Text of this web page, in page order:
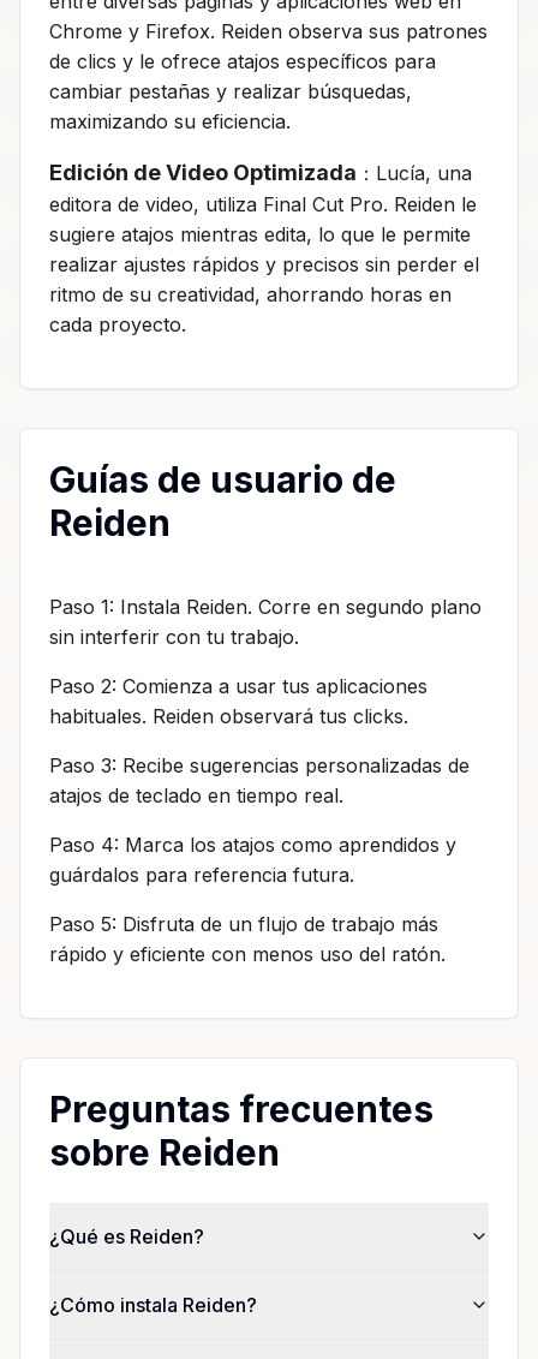
Chrome y Firefox. Reiden observa sus patrones
de clics y le ofrece atajos específicos para
cambiar pestañas y realizar búsquedas,
maximizando su eficiencia.
Edición de Video Optimizada ：Lucía, una
editora de video, utiliza Final Cut Pro. Reiden le
sugiere atajos mientras edita, lo que le permite
realizar ajustes rápidos y precisos sin perder el
ritmo de su creatividad, ahorrando horas en
cada proyecto.
Guías de usuario de
Reiden
Paso 1: Instala Reiden. Corre en segundo plano
sin interferir con tu trabajo.
Paso 2: Comienza a usar tus aplicaciones
habituales. Reiden observará tus clicks.
Paso 3: Recibe sugerencias personalizadas de
atajos de teclado en tiempo real.
Paso 4: Marca los atajos como aprendidos y
guárdalos para referencia futura.
Paso 5: Disfruta de un flujo de trabajo más
rápido y eficiente con menos uso del ratón.
Preguntas frecuentes
sobre Reiden
¿Qué es Reiden?
¿Cómo instala Reiden?